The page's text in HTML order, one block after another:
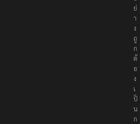
ย่
า
ง
ถู
ก
ต้
อ
ง
เ
ป็
น
ก